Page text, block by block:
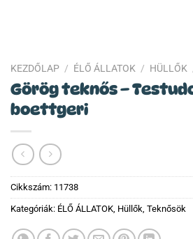
KEZDŐLAP / ÉLŐ ÁLLATOK / HÜLLŐK
Görög teknős –
boettgeri
Cikkszám: 11738
Kategóriák: ÉLŐ ÁLLATOK, Hüllők, Teknősök